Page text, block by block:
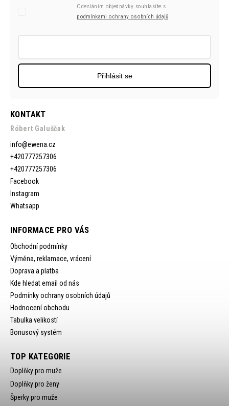
KONTAKT
Róbert Galuščak
info@ewena.cz
+420777257306
+420777257306
Facebook
Instagram
Whatsapp
INFORMACE PRO VÁS
Obchodní podmínky
Výměna, reklamace, vrácení
Doprava a platba
Kde hledat email od nás
Podmínky ochrany osobních údajů
Hodnocení obchodu
Tabulka velikostí
Bonusový systém
Odesláním objednávky souhlasíte s
podmínkami ochrany osobních údajů
Přihlásit se
TOP KATEGORIE
Doplňky pro muže
Doplňky pro ženy
Šperky pro muže